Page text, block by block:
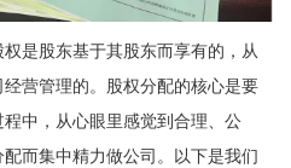
是股东基于其股东而享有的，从
营管理的。股权分配的核心是要
中，从心眼里感觉到合理、公
而集中精力做公司。以下是我们